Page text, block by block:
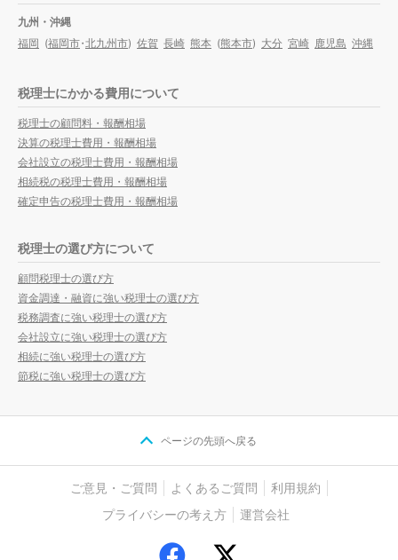
九州・沖縄
福岡 (福岡市・北九州市) 佐賀 長崎 熊本 (熊本市) 大分 宮崎 鹿児島 沖縄
税理士にかかる費用について
税理士の顧問料・報酬相場
決算の税理士費用・報酬相場
会社設立の税理士費用・報酬相場
相続税の税理士費用・報酬相場
確定申告の税理士費用・報酬相場
税理士の選び方について
顧問税理士の選び方
資金調達・融資に強い税理士の選び方
税務調査に強い税理士の選び方
会社設立に強い税理士の選び方
相続に強い税理士の選び方
節税に強い税理士の選び方
ページの先頭へ戻る
ご意見・ご質問 よくあるご質問
利用規約
プライバシーの考え方
運営会社